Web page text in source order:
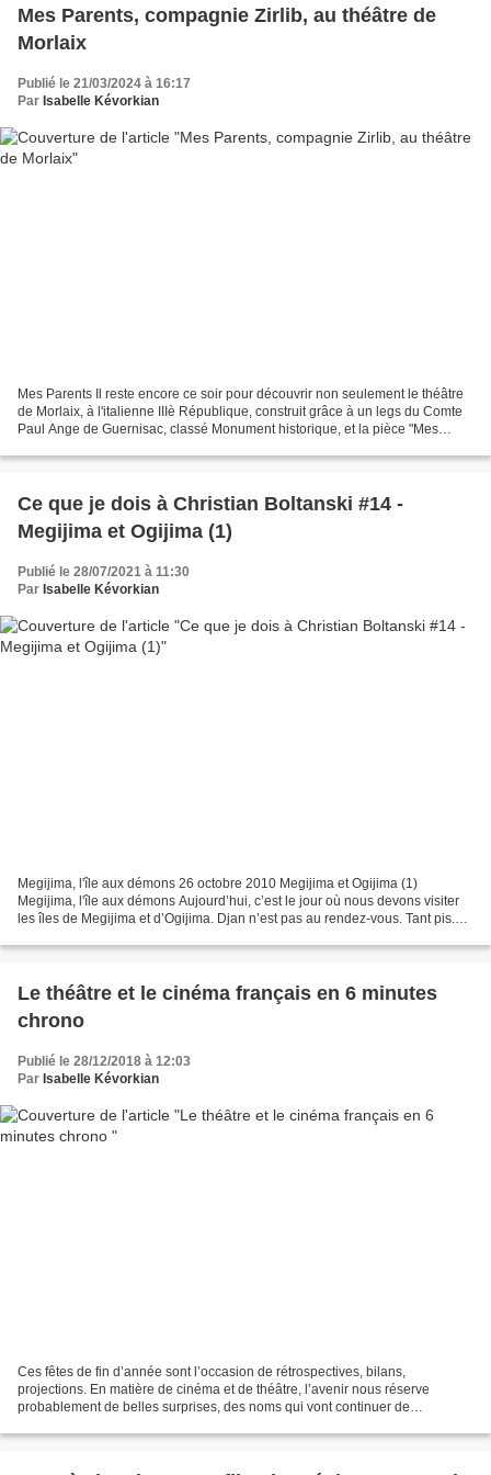
Mes Parents, compagnie Zirlib, au théâtre de
Morlaix
Publié le 21/03/2024 à 16:17
Par Isabelle Kévorkian
Mes Parents Il reste encore ce soir pour découvrir non seulement le théâtre
de Morlaix, à l'italienne IIIè République, construit grâce à un legs du Comte
Paul Ange de Guernisac, classé Monument historique, et la pièce "Mes
Ce que je dois à Christian Boltanski #14 -
Megijima et Ogijima (1)
Publié le 28/07/2021 à 11:30
Par Isabelle Kévorkian
Megijima, l'île aux démons 26 octobre 2010 Megijima et Ogijima (1)
Megijima, l'île aux démons Aujourd’hui, c’est le jour où nous devons visiter
les îles de Megijima et d’Ogijima. Djan n’est pas au rendez-vous. Tant pis.
Le théâtre et le cinéma français en 6 minutes
chrono
Publié le 28/12/2018 à 12:03
Par Isabelle Kévorkian
Ces fêtes de fin d’année sont l’occasion de rétrospectives, bilans,
projections. En matière de cinéma et de théâtre, l’avenir nous réserve
probablement de belles surprises, des noms qui vont continuer de